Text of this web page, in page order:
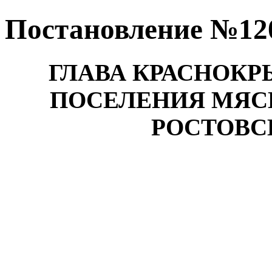
Постановление
ГЛАВА
ПОСЕЛЕНИЯ